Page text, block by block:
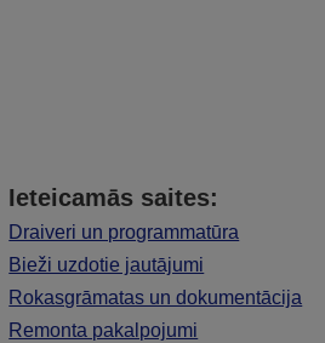
Ieteicamās saites:
Draiveri un programmatūra
Bieži uzdotie jautājumi
Rokasgrāmatas un dokumentācija
Remonta pakalpojumi